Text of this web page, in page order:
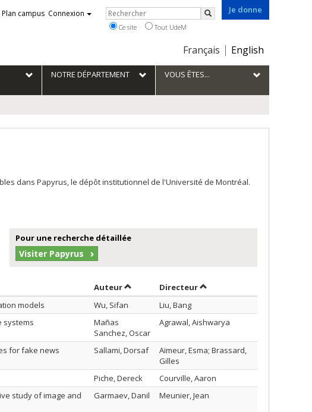
Je donne
Choix
la
langue
Français English
Plan campus Connexion Rechercher
Rechercher
Ce site Tout UdeM
NOTRE DÉPARTEMENT VOUS ÊTES...
dans Papyrus, le dépôt institutionnel de l'Université de Montréal.
Pour une recherche détaillée
Visiter Papyrus
AuteurTrier par auteur en ordre croissant
Directeurpar contributeur en ordre
models Wu, Sifan
Liu, Bang
systems
Mañas
Sanchez, Oscar
Agrawal, Aishwarya
for fake news
Sallami, Dorsaf
Aïmeur, Esma; Brassard,
Gilles
Piche, Dereck
Courville, Aaron
study of image and
Garmaev, Danil Meunier, Jean